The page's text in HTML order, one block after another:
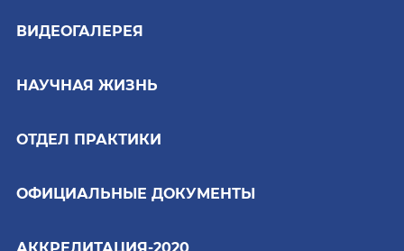
ВИДЕОГАЛЕРЕЯ
НАУЧНАЯ ЖИЗНЬ
ОТДЕЛ ПРАКТИКИ
ОФИЦИАЛЬНЫЕ ДОКУМЕНТЫ